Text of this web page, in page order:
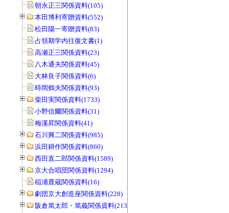
朝永正三関係資料(105)
本田博利寄贈資料(552)
松田陽一寄贈資料(83)
占領期学内往復文書(1)
高瀬正三関係資料(23)
八木通夫関係資料(45)
大林良子関係資料(6)
時岡鶴夫関係資料(93)
柴田実関係資料(1733)
小野信爾関係資料(31)
梅溪昇関係資料(41)
石川興二関係資料(985)
浜田耕作関係資料(860)
西田直二郎関係資料(1589)
京大合唱団関係資料(1294)
稲浦鹿蔵関係資料(16)
劇団京大創造座関係資料(228)
阪倉篤太郎・篤義関係資料(213)